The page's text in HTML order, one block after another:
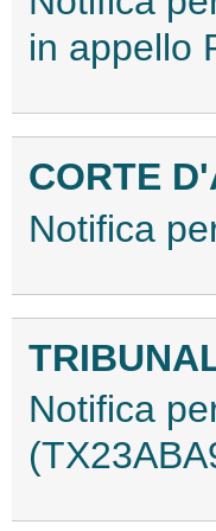
in appello
CORTE
Notifica
Notifica